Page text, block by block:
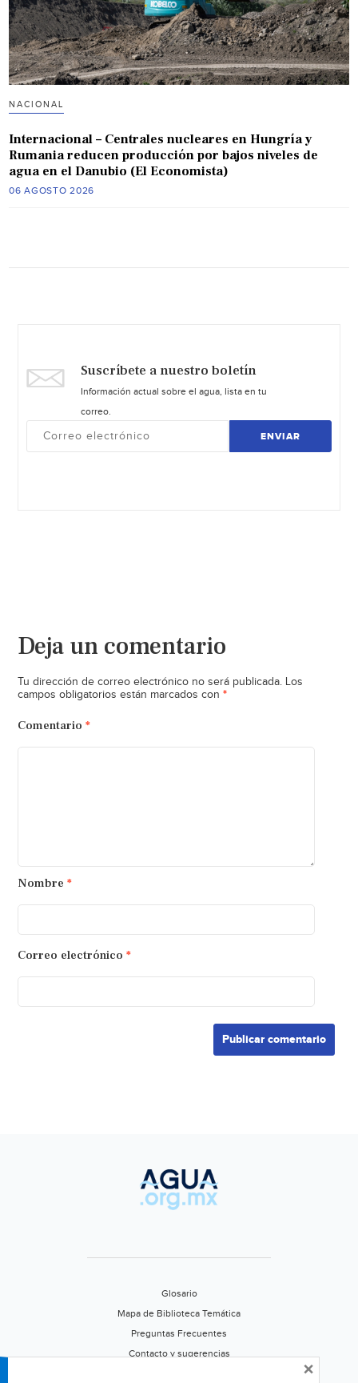
NACIONAL
Internacional – Centrales nucleares en Hungría y
Rumania reducen producción por bajos niveles de
agua en el Danubio (El Economista)
06 AGOSTO 2026
Suscríbete a nuestro boletín
Información actual sobre el agua, lista en tu
correo.
ENVIAR
Deja un comentario
Tu dirección de correo electrónico no será publicada. Los
campos obligatorios están marcados con *
Comentario *
Nombre *
Correo electrónico *
Glosario
Mapa de Biblioteca Temática
Preguntas Frecuentes
Contacto y sugerencias
×